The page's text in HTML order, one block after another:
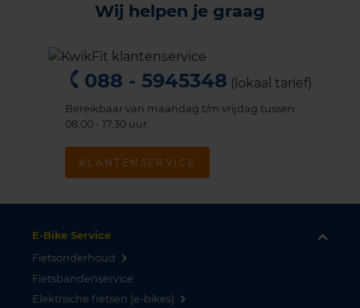
Wij helpen je graag
088 - 5945348 (lokaal tarief)
Bereikbaar van maandag t/m vrijdag tussen
08.00 - 17.30 uur.
KLANTENSERVICE
E-Bike Service
Fietsonderhoud
Fietsbandenservice
Elektrische fietsen (e-bikes)